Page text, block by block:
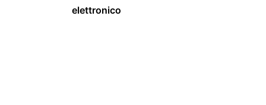
elettronico